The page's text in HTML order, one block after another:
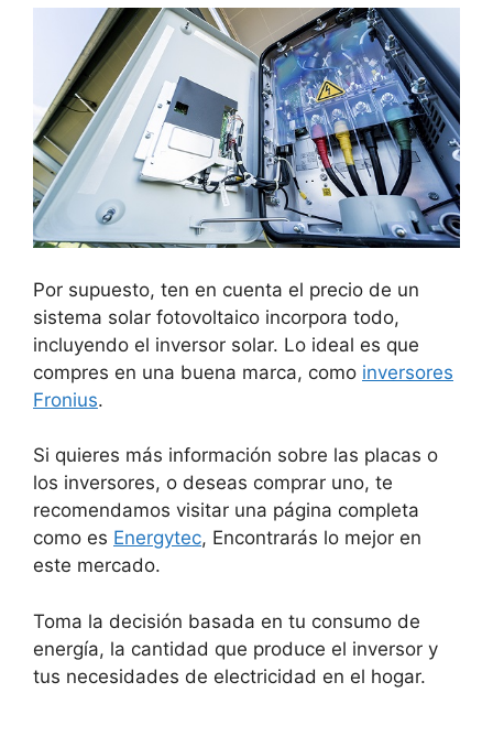
Por supuesto, ten en cuenta el precio de un
sistema solar fotovoltaico incorpora todo,
incluyendo el inversor solar. Lo ideal es que
compres en una buena marca, como inversores
Fronius.
Si quieres más información sobre las placas o
los inversores, o deseas comprar uno, te
recomendamos visitar una página completa
como es Energytec, Encontrarás lo mejor en
este mercado.
Toma la decisión basada en tu consumo de
energía, la cantidad que produce el inversor y
tus necesidades de electricidad en el hogar.